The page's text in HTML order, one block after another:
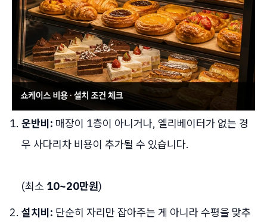
운반비: 매장이 1층이 아니거나, 엘리베이터가 없는 경
우 사다리차 비용이 추가될 수 있습니다.
(최소 10~20만원)
설치비: 단순히 자리만 잡아주는 게 아니라 수평을 맞추